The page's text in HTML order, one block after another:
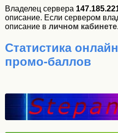
Владелец сервера
описание. Если сервером
описание в личном кабинете.
Статистика
промо-баллов